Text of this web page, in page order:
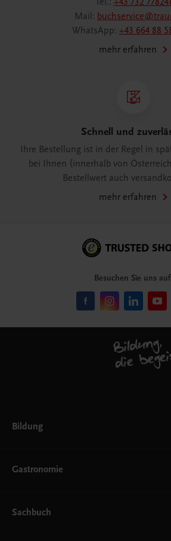
Mail:
WhatsApp: +43 664 88
mehr erfahren
Schnell und
Ihre Bestellung ist in der Regel in
bei Ihnen (innerhalb von
Bestellwert auch
mehr erfahren
Besuchen Sie uns
Bildung
AHS
EWF/ZWF
FW
Gastronomie
Getränke
Sachbuch